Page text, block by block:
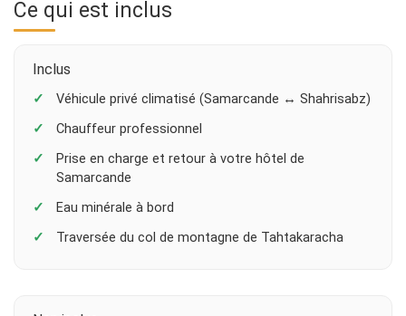
Ce qui est inclus
Inclus
Véhicule privé climatisé (Samarcande ↔ Shahrisabz)
Chauffeur professionnel
Prise en charge et retour à votre hôtel de
Samarcande
Eau minérale à bord
Traversée du col de montagne de Tahtakaracha